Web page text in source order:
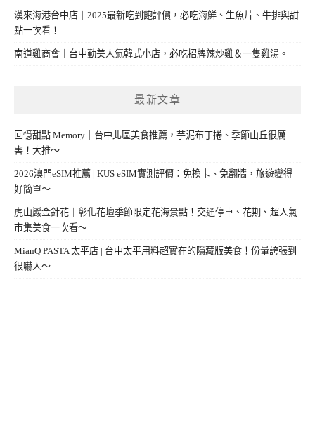
漢來海港台中店｜2025最新吃到飽評價，必吃海鮮、生魚片、牛排與甜
點一次看！
南道雞商會｜台中勤美人氣韓式小店，必吃招牌辣炒雞＆一隻雞湯。
最新文章
回憶甜點 Memory｜台中北區美食推薦，芋泥布丁捲、季節山丘很厲
害！大推～
2026澳門eSIM推薦 | KUS eSIM實測評價：免換卡、免翻牆，旅遊變得
好簡單～
虎山巖金針花｜彰化花壇季節限定花海景點！交通停車、花期、超人氣
市集美食一次看～
MianQ PASTA 太平店 | 台中太平用料超實在的隱藏版美食！份量誇張到
很嚇人～